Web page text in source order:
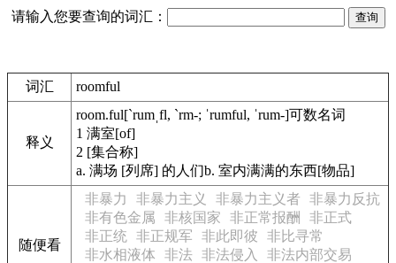
请输入您要查询的词汇：
词汇 roomful
释义
room.ful[`rumˌfl, `rm-; ˈrumful, ˈrum-]可数名词
1 满室[of]
2 [集合称]
a. 满场 [列席] 的人们b. 室内满满的东西[物品]
随便看
非暴力 非暴力主义 非暴力主义者
非暴力反抗
非有色金属
非核国家 非正常报酬
非正式
非正统
非正规军 非此即彼
非比寻常
非水相液体
非法 非法侵入
非法内部交易